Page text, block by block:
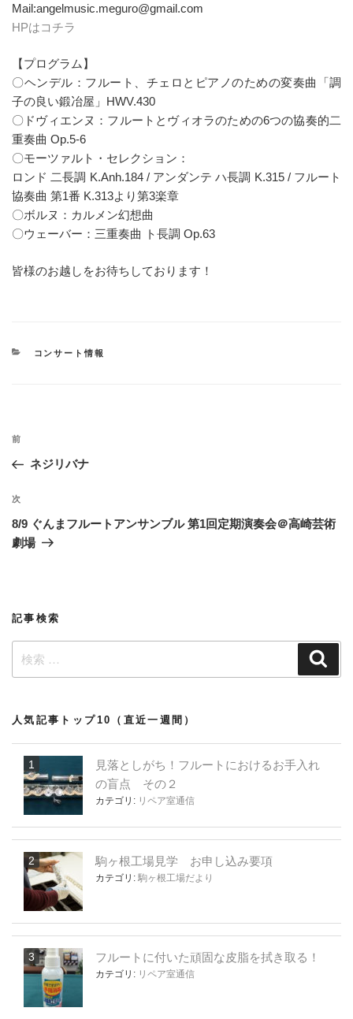
Mail:angelmusic.meguro@gmail.com
HPはコチラ
【プログラム】
〇ヘンデル：フルート、チェロとピアノのための変奏曲「調
子の良い鍛冶屋」HWV.430
〇ドヴィエンヌ：フルートとヴィオラのための6つの協奏的二
重奏曲 Op.5-6
〇モーツァルト・セレクション：
ロンド 二長調 K.Anh.184 / アンダンテ ハ長調 K.315 / フルート
協奏曲 第1番 K.313より第3楽章
〇ボルヌ：カルメン幻想曲
〇ウェーバー：三重奏曲 ト長調 Op.63
皆様のお越しをお待ちしております！
カ
コンサート情報
投
ビ
ゲ
ー
過
去
投
稿
前
ネジリバナ
次
の
投
次
8/9 ぐんまフルートアンサンブル 第1回定期演奏会＠高崎芸術
劇場
記事検索
索:
人気記事トップ10（直近一週間）
見落としがち！フルートにおけるお手入れ
の盲点 その２
カテゴリ: リペア室通信
駒ヶ根工場見学 お申し込み要項
カテゴリ: 駒ヶ根工場だより
フルートに付いた頑固な皮脂を拭き取る！
カテゴリ: リペア室通信